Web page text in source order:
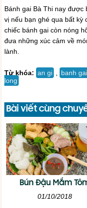
Bánh gai Bà Thi nay được
vị nếu bạn ghé qua bất
chiếc bánh gai còn nóng
đưa những xúc cảm về
lành.
Từ khóa: an gi banh
long
Bài viết cùng
Bún Đậu Mắm
01/10/2018